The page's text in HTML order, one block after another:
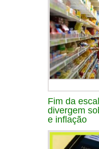
Fim da
divergem
e inflação